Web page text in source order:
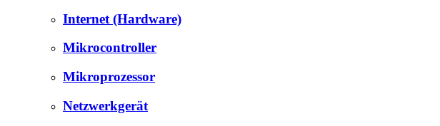
Internet (Hardware)
Mikrocontroller
Mikroprozessor
Netzwerkgerät